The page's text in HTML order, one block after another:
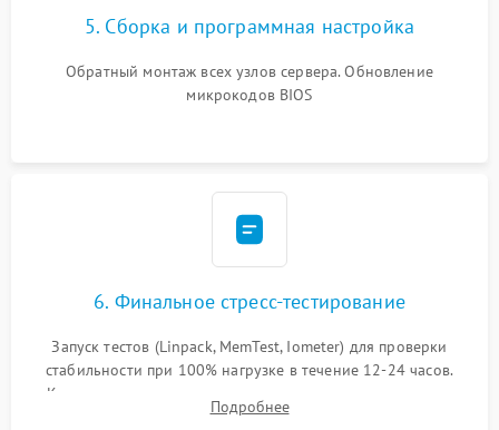
5. Сборка и программная настройка
Обратный монтаж всех узлов сервера. Обновление
микрокодов BIOS
6. Финальное стресс-тестирование
Запуск тестов (Linpack, MemTest, Iometer) для проверки
стабильности при 100% нагрузке в течение 12-24 часов.
Контроль температурных режимов, проверка отсутствия
троттлинга и подготовка сервера к выдаче.
Подробнее